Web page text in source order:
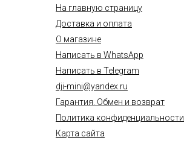
На главную страницу
Доставка и оплата
О магазине
Написать в WhatsApp
Написать в Telegram
dji-mini@yandex.ru
Гарантия. Обмен и возврат
Политика конфиденциальности
Карта сайта